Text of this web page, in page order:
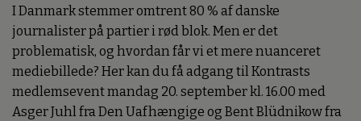
I Danmark stemmer omtrent 80 % af danske
journalister på partier i rød blok. Men er det
problematisk, og hvordan får vi et mere nuanceret
mediebillede? Her kan du få adgang til Kontrasts
medlemsevent mandag 20. september kl. 16.00 med
Asger Juhl fra Den Uafhængige og Bent Blüdnikow fra